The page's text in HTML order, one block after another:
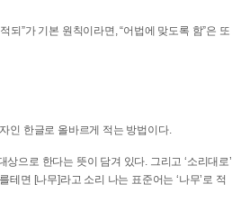
되”가 기본 원칙이라면, “어법에 맞도록 함”은 또
인 한글로 올바르게 적는 방법이다.
으로 한다는 뜻이 담겨 있다. 그리고 ‘소리대로’